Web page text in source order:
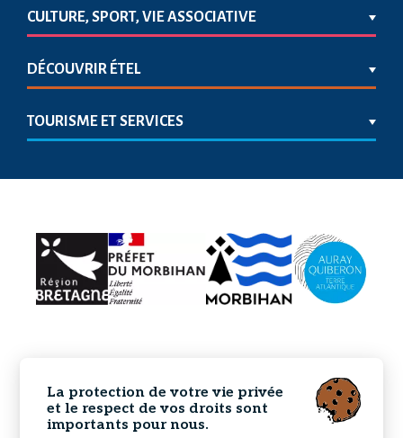
CULTURE, SPORT, VIE ASSOCIATIVE
DÉCOUVRIR ÉTEL
TOURISME ET SERVICES
La protection de votre vie privée
et le respect de vos droits sont
importants pour nous.